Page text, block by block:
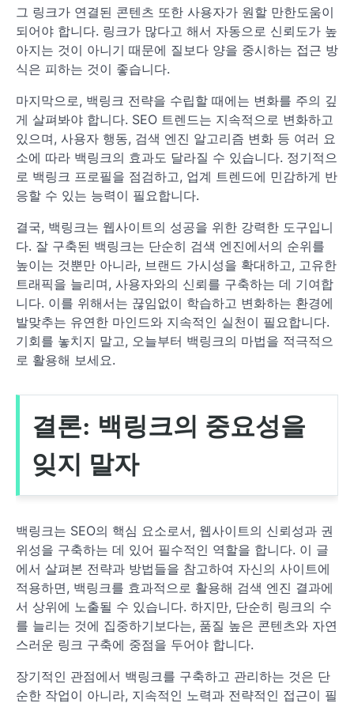
그 링크가 연결된 콘텐츠 또한 사용자가 원할 만한도움이
되어야 합니다. 링크가 많다고 해서 자동으로 신뢰도가 높
아지는 것이 아니기 때문에 질보다 양을 중시하는 접근 방
식은 피하는 것이 좋습니다.
마지막으로, 백링크 전략을 수립할 때에는 변화를 주의 깊
게 살펴봐야 합니다. SEO 트렌드는 지속적으로 변화하고
있으며, 사용자 행동, 검색 엔진 알고리즘 변화 등 여러 요
소에 따라 백링크의 효과도 달라질 수 있습니다. 정기적으
로 백링크 프로필을 점검하고, 업계 트렌드에 민감하게 반
응할 수 있는 능력이 필요합니다.
결국, 백링크는 웹사이트의 성공을 위한 강력한 도구입니
다. 잘 구축된 백링크는 단순히 검색 엔진에서의 순위를
높이는 것뿐만 아니라, 브랜드 가시성을 확대하고, 고유한
트래픽을 늘리며, 사용자와의 신뢰를 구축하는 데 기여합
니다. 이를 위해서는 끊임없이 학습하고 변화하는 환경에
발맞추는 유연한 마인드와 지속적인 실천이 필요합니다.
기회를 놓치지 말고, 오늘부터 백링크의 마법을 적극적으
로 활용해 보세요.
결론: 백링크의 중요성을
잊지 말자
백링크는 SEO의 핵심 요소로서, 웹사이트의 신뢰성과 권
위성을 구축하는 데 있어 필수적인 역할을 합니다. 이 글
에서 살펴본 전략과 방법들을 참고하여 자신의 사이트에
적용하면, 백링크를 효과적으로 활용해 검색 엔진 결과에
서 상위에 노출될 수 있습니다. 하지만, 단순히 링크의 수
를 늘리는 것에 집중하기보다는, 품질 높은 콘텐츠와 자연
스러운 링크 구축에 중점을 두어야 합니다.
장기적인 관점에서 백링크를 구축하고 관리하는 것은 단
순한 작업이 아니라, 지속적인 노력과 전략적인 접근이 필